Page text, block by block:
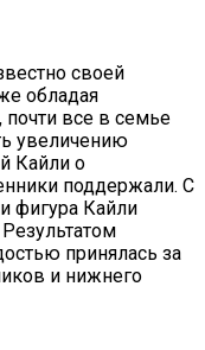
своей
обладая
все в семье
увеличению
Кайли о
поддержали. С
фигура Кайли
принялась за
и нижнего